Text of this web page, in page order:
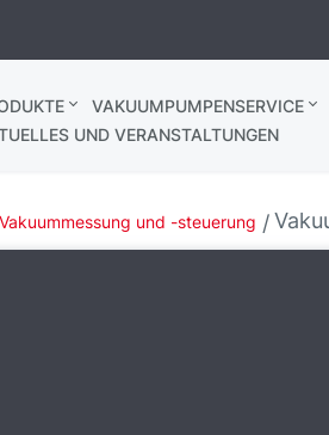
VAKUUMPUMPENSERVICE
UND VERANSTALTUNGEN
Vakuummessung und -steuerung